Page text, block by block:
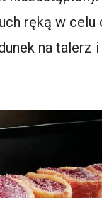
ręką w celu
na talerz